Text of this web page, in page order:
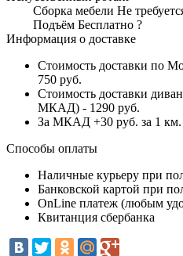
Сборка мебели Не
Подъём Бесплатно ?
Информация о доставке
Стоимость доставки по
750 руб.
Стоимость доставки
МКАД) - 1290 руб.
За МКАД +30 руб. за 1 км.
Способы оплаты
Наличные курьеру при
Банковской картой при
OnLine платеж (любым
Квитанция сбербанка